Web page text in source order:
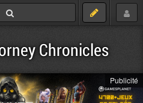
Chronicles
Publicité